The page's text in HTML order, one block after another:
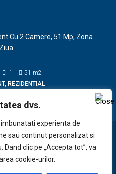
dvs.
experienta de
sau continut personalizat si
clic pe „Accepta tot”, va
cookie-urilor.
Cu 2 Camere, 51 Mp, Zona
1 51 m2
REZIDENTIAL
www.zenplus.ro